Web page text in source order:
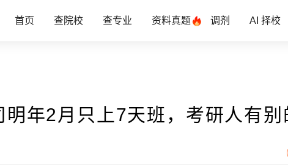
首页 查院校 查专业 资料真题 调剂 AI 择校
年2月只上7天班，考研人有别